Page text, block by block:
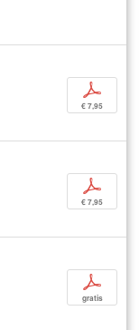
p
€ 7,95
p
€ 7,95
p
gratis